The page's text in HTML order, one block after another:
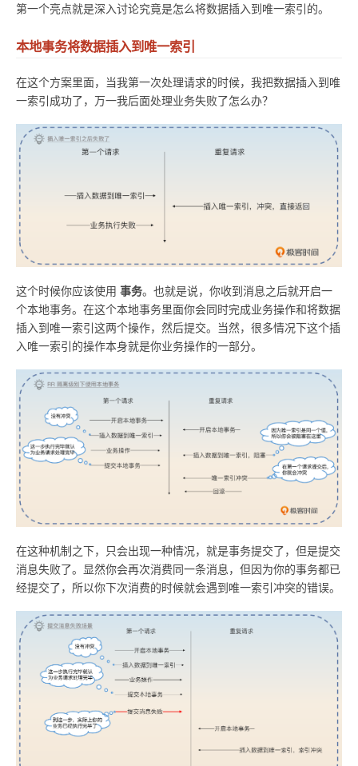
第一个亮点就是深入讨论究竟是怎么将数据插入到唯一索引的。
本地事务将数据插入到唯一索引
在这个方案里面，当我第一次处理请求的时候，我把数据插入到唯
一索引成功了，万一我后面处理业务失败了怎么办？
这个时候你应该使用 事务。也就是说，你收到消息之后就开启一
个本地事务。在这个本地事务里面你会同时完成业务操作和将数据
插入到唯一索引这两个操作，然后提交。当然，很多情况下这个插
入唯一索引的操作本身就是你业务操作的一部分。
在这种机制之下，只会出现一种情况，就是事务提交了，但是提交
消息失败了。显然你会再次消费同一条消息，但因为你的事务都已
经提交了，所以你下次消费的时候就会遇到唯一索引冲突的错误。